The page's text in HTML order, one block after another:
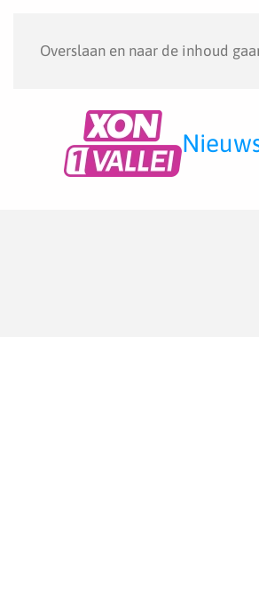
Overslaan en naar de inhoud